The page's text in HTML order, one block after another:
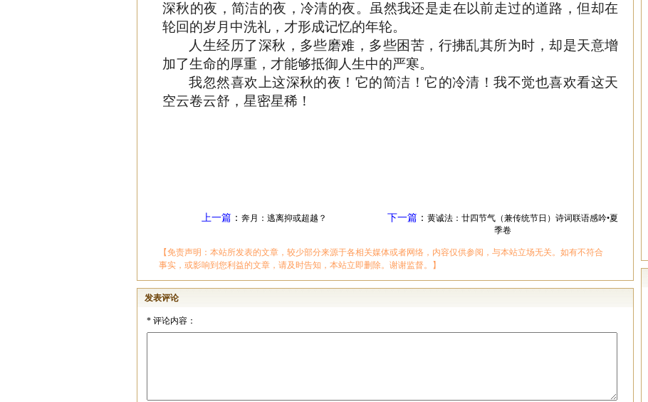
深秋的夜，简洁的夜，冷清的夜。虽然我还是走在以前走过的道路，但却在
轮回的岁月中洗礼，才形成记忆的年轮。
人生经历了深秋，多些磨难，多些困苦，行拂乱其所为时，却是天意增
加了生命的厚重，才能够抵御人生中的严寒。
我忽然喜欢上这深秋的夜！它的简洁！它的冷清！我不觉也喜欢看这天
空云卷云舒，星密星稀！
上一篇： 奔月：逃离抑或超越？ 下一篇： 黄诚法：廿四节气（兼传统节日）诗词联语感吟•夏
季卷
【免责声明：本站所发表的文章，较少部分来源于各相关媒体或者网络，内容仅供参阅，与本站立场无关。如有不符合
事实，或影响到您利益的文章，请及时告知，本站立即删除。谢谢监督。】
发表评论
*评论内容：